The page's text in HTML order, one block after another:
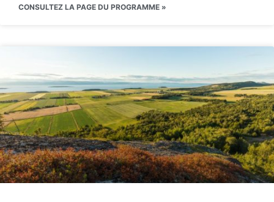
CONSULTEZ LA PAGE DU PROGRAMME »